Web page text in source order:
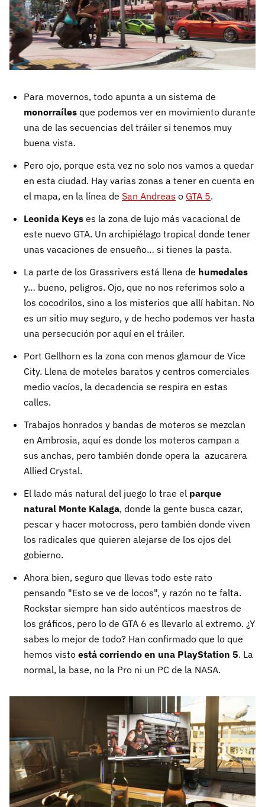
Para movernos, todo apunta a un sistema de
monorraíles que podemos ver en movimiento durante
una de las secuencias del tráiler si tenemos muy
buena vista.
Pero ojo, porque esta vez no solo nos vamos a quedar
en esta ciudad. Hay varias zonas a tener en cuenta en
el mapa, en la línea de San Andreas o GTA 5.
Leonida Keys es la zona de lujo más vacacional de
este nuevo GTA. Un archipiélago tropical donde tener
unas vacaciones de ensueño… si tienes la pasta.
La parte de los Grassrivers está llena de humedales
y… bueno, peligros. Ojo, que no nos referimos solo a
los cocodrilos, sino a los misterios que allí habitan. No
es un sitio muy seguro, y de hecho podemos ver hasta
una persecución por aquí en el tráiler.
Port Gellhorn es la zona con menos glamour de Vice
City. Llena de moteles baratos y centros comerciales
medio vacíos, la decadencia se respira en estas
calles.
Trabajos honrados y bandas de moteros se mezclan
en Ambrosia, aquí es donde los moteros campan a
sus anchas, pero también donde opera la azucarera
Allied Crystal.
El lado más natural del juego lo trae el parque
natural Monte Kalaga, donde la gente busca cazar,
pescar y hacer motocross, pero también donde viven
los radicales que quieren alejarse de los ojos del
gobierno.
Ahora bien, seguro que llevas todo este rato
pensando "Esto se ve de locos", y razón no te falta.
Rockstar siempre han sido auténticos maestros de
los gráficos, pero lo de GTA 6 es llevarlo al extremo. ¿Y
sabes lo mejor de todo? Han confirmado que lo que
hemos visto está corriendo en una PlayStation 5. La
normal, la base, no la Pro ni un PC de la NASA.